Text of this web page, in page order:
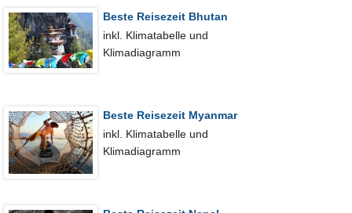
Beste Reisezeit Bhutan
inkl. Klimatabelle und
Klimadiagramm
Beste Reisezeit Myanmar
inkl. Klimatabelle und
Klimadiagramm